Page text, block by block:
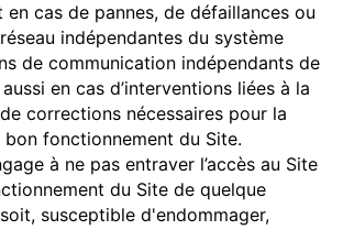
cas de pannes, de défaillances ou
indépendantes du système
de communication indépendants de
en cas d’interventions liées à la
corrections nécessaires pour la
fonctionnement du Site.
à ne pas entraver l’accès au Site
du Site de quelque
susceptible d'endommager,